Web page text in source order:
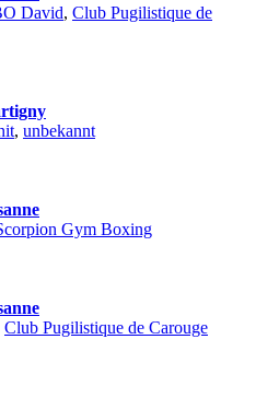
David, Club Pugilistique de
, unbekannt
Gym Boxing
Club Pugilistique de Carouge